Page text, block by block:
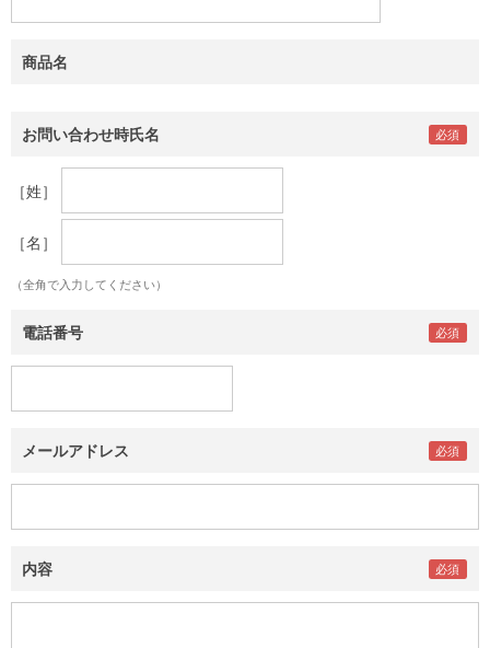
商品名
お問い合わせ時氏名
［姓］
［名］
（全角で入力してください）
電話番号
メールアドレス
内容